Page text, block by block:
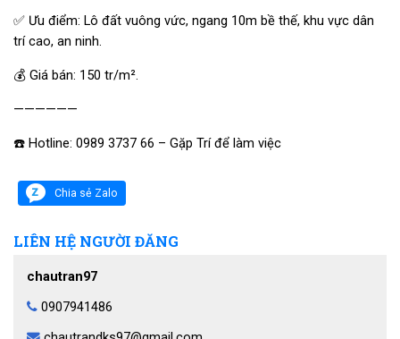
✅ Ưu điểm: Lô đất vuông vức, ngang 10m bề thế, khu vực dân
trí cao, an ninh.
💰 Giá bán: 150 tr/m².
——————
☎️ Hotline: 0989 3737 66 – Gặp Trí để làm việc
Chia sẻ Zalo
LIÊN HỆ NGƯỜI ĐĂNG
chautran97
0907941486